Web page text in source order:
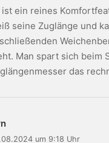
ist ein reines
seine Zuglänge und
Man spart sich beim
das
um 9:18 Uhr